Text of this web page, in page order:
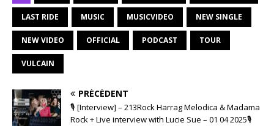
LAST RIDE MUSIC MUSICVIDEO NEW SINGLE
NEW VIDEO OFFICIAL PODCAST TOUR
VULCAIN
PRÉCÉDENT
🎙 [Interview] – 213Rock Harrag Melodica & Madama
Rock + Live interview with Lucie Sue – 01 04 2025🎙